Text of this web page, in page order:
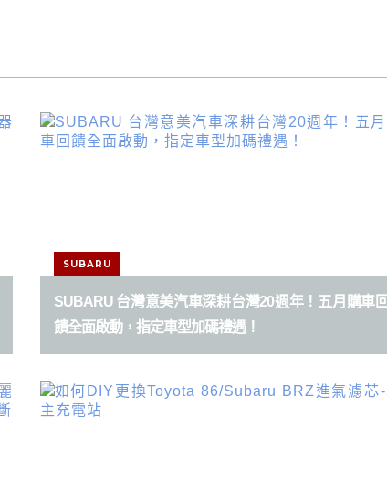
SUBARU
SUBARU 台灣意美汽車深耕台灣20週年！五月購車回
饋全面啟動，指定車型加碼禮遇！